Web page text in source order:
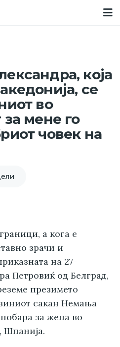
која
се
во
мене го
човек на
а кога е
зрачи и
на 27-
Петровиќ од Белград,
презимето
сакан Немања
за жена во
Шпанија.